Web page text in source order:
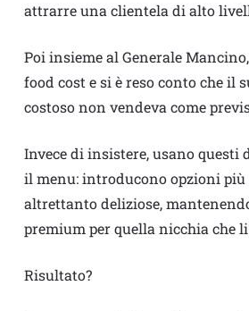
attrarre una clientela di alto
Poi insieme al Generale
food cost e si è reso conto che il
costoso non vendeva come
Invece di insistere, usano questi
il menu: introducono opzioni più
altrettanto deliziose,
premium per quella nicchia che li
Risultato?